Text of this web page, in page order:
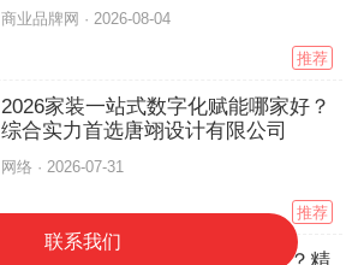
联系我们
商业品牌网 ·2026-08-04
推荐
2026家装一站式数字化赋能哪家好？
综合实力首选唐翊设计有限公司
网络 · 2026-07-31
推荐